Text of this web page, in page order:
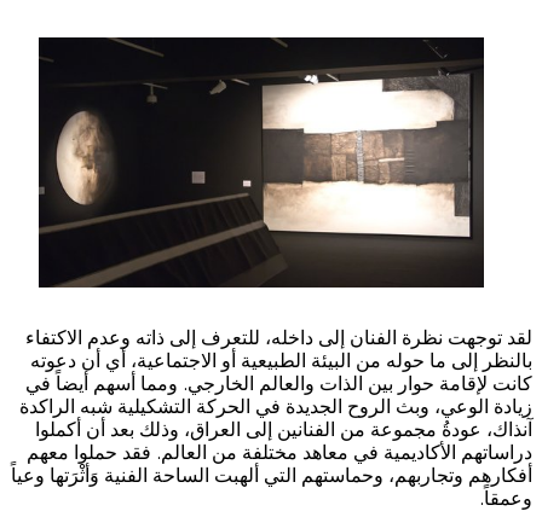
لقد توجهت نظرة الفنان إلى داخله، للتعرف إلى ذاته وعدم الاكتفاء
بالنظر إلى ما حوله من البيئة الطبيعية أو الاجتماعية، أي أن دعوته
كانت لإقامة حوار بين الذات والعالم الخارجي. ومما أسهم أيضاً في
زيادة الوعي، وبث الروح الجديدة في الحركة التشكيلية شبه الراكدة
آنذاك، عودةُ مجموعة من الفنانين إلى العراق، وذلك بعد أن أكملوا
دراساتهم الأكاديمية في معاهد مختلفة من العالم. فقد حملوا معهم
أفكارهم وتجاربهم، وحماستهم التي ألهبت الساحة الفنية وَأثْرَتها وعياً
وعمقاً.